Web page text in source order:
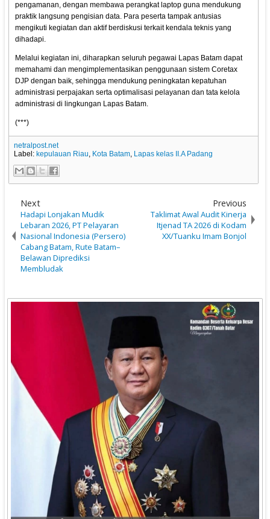
pengamanan, dengan membawa perangkat laptop guna mendukung
praktik langsung pengisian data. Para peserta tampak antusias
mengikuti kegiatan dan aktif berdiskusi terkait kendala teknis yang
dihadapi.
Melalui kegiatan ini, diharapkan seluruh pegawai Lapas Batam dapat
memahami dan mengimplementasikan penggunaan sistem Coretax
DJP dengan baik, sehingga mendukung peningkatan kepatuhan
administrasi perpajakan serta optimalisasi pelayanan dan tata kelola
administrasi di lingkungan Lapas Batam.
(***)
netralpost.net
Label: kepulauan Riau, Kota Batam, Lapas kelas II.A Padang
Next
Hadapi Lonjakan Mudik
Lebaran 2026, PT Pelayaran
Nasional Indonesia (Persero)
Cabang Batam, Rute Batam–
Belawan Diprediksi
Membludak
Previous
Taklimat Awal Audit Kinerja
Itjenad TA 2026 di Kodam
XX/Tuanku Imam Bonjol